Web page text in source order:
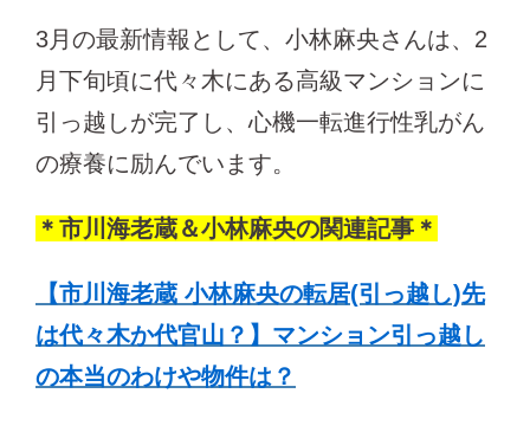
3月の最新情報として、小林麻央さんは、2
月下旬頃に代々木にある高級マンションに
引っ越しが完了し、心機一転進行性乳がん
の療養に励んでいます。
＊市川海老蔵＆小林麻央の関連記事＊
【市川海老蔵 小林麻央の転居(引っ越し)先
は代々木か代官山？】マンション引っ越し
の本当のわけや物件は？